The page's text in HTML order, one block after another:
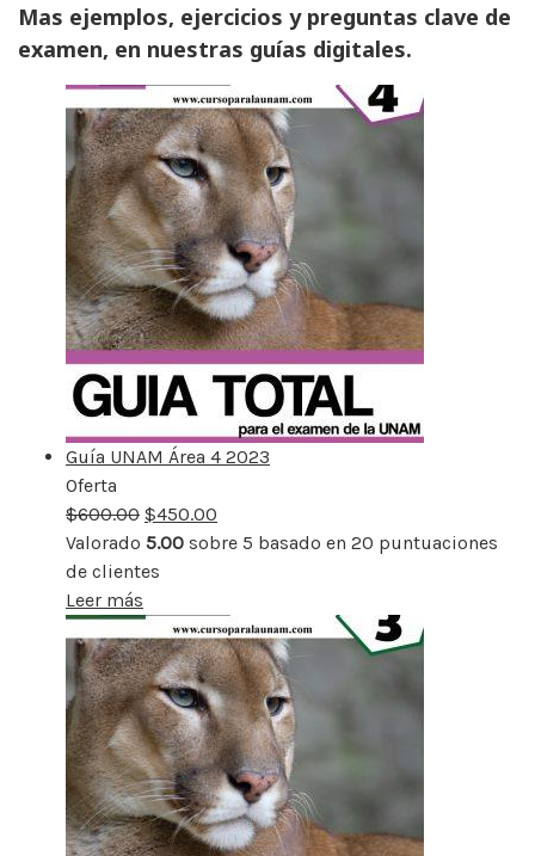
Mas ejemplos, ejercicios y preguntas clave de
examen, en nuestras guías digitales.
Guía UNAM Área 4 2023
Oferta
rebajado
$600.00 $450.00
Valorado 5.00 sobre 5 basado en 20 puntuaciones
de clientes
Leer más